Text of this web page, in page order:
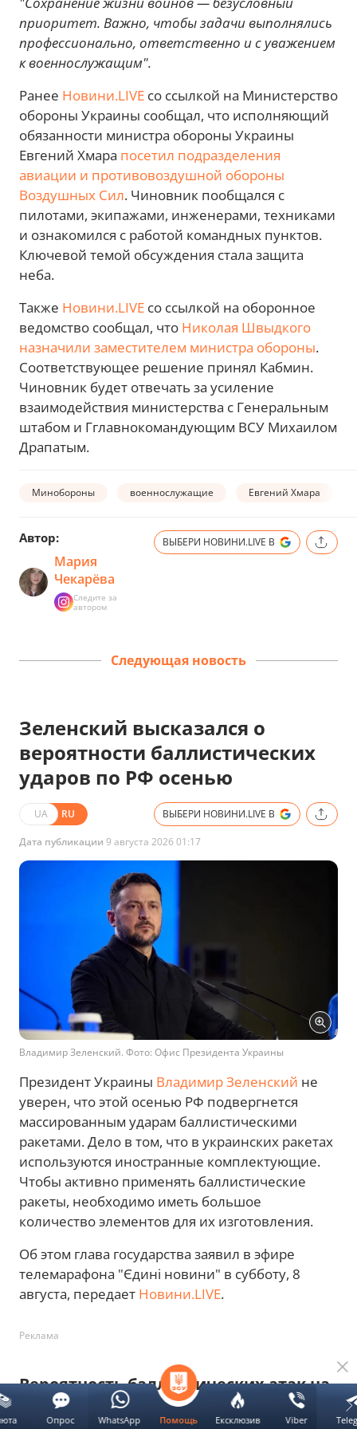
приоритет. Важно, чтобы задачи выполнялись
профессионально, ответственно и с уважением
к военнослужащим".
Ранее Новини.LIVE со ссылкой на Министерство
обороны Украины сообщал, что исполняющий
обязанности министра обороны Украины
Евгений Хмара посетил подразделения
авиации и противовоздушной обороны
Воздушных Сил. Чиновник пообщался с
пилотами, экипажами, инженерами, техниками
и ознакомился с работой командных пунктов.
Ключевой темой обсуждения стала защита
неба.
Также Новини.LIVE со ссылкой на оборонное
ведомство сообщал, что Николая Швыдкого
назначили заместителем министра обороны.
Соответствующее решение принял Кабмин.
Чиновник будет отвечать за усиление
взаимодействия министерства с Генеральным
штабом и Гглавнокомандующим ВСУ Михаилом
Драпатым.
Минобороны военнослужащие Евгений Хмара
Автор:
Мария
Чекарёва
Следите за
автором
ВЫБЕРИ НОВИНИ.LIVE В
Следующая новость
Зеленский высказался о
вероятности баллистических
ударов по РФ осенью
UA RU ВЫБЕРИ НОВИНИ.LIVE В
Дата публикации 9 августа 2026 01:17
Владимир Зеленский. Фото: Офис Президента Украины
Президент Украины Владимир Зеленский не
уверен, что этой осенью РФ подвергнется
массированным ударам баллистическими
ракетами. Дело в том, что в украинских ракетах
используются иностранные комплектующие.
Чтобы активно применять баллистические
ракеты, необходимо иметь большое
количество элементов для их изготовления.
Об этом глава государства заявил в эфире
телемарафона "Єдині новини" в субботу, 8
августа, передает Новини.LIVE.
Реклама
Вероятность баллистических атак на
Помощь Ексклюзив Viber
Опрос WhatsApp